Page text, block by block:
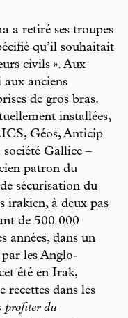
a retiré ses troupes
qu’il souhaitait
civils ». Aux
aux anciens
de gros bras.
installées,
Géos, Anticip
Gallice –
patron du
sécurisation du
irakien, à deux pas
de 500 000
années, dans un
les Anglo-
été en Irak,
recettes dans les
profiter du